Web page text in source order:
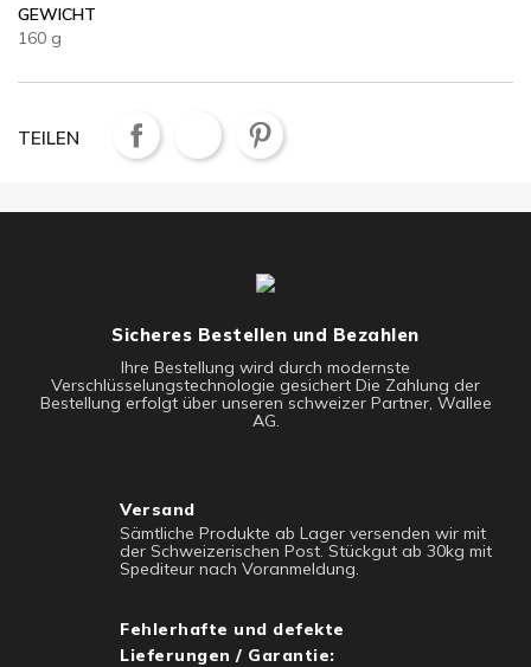
GEWICHT
160 g
TEILEN
Sicheres Bestellen und Bezahlen
Ihre Bestellung wird durch modernste
Verschlüsselungstechnologie gesichert Die Zahlung der
Bestellung erfolgt über unseren schweizer Partner, Wallee
AG.
Versand
Sämtliche Produkte ab Lager versenden wir mit
der Schweizerischen Post. Stückgut ab 30kg mit
Spediteur nach Voranmeldung.
Fehlerhafte und defekte
Lieferungen / Garantie: